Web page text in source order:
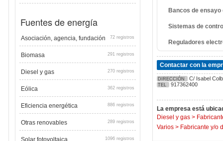
Fuentes de energía
Asociación, agencia, fundación 72 registros
Biomasa 291 registros
Diesel y gas 270 registros
Eólica 362 registros
Eficiencia energética 886 registros
Otras renovables 289 registros
Solar fotovoltaica 1096 registros
Bancos de
Sistemas de
Reguladores
Contactar con la
DIRECCIÓN C/ Isabel
TEL 917362400
La empresa está
Diesel y gas >
Varios > Fabricante y/o